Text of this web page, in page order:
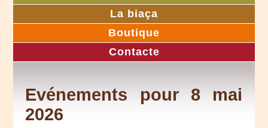
La biaça
Boutique
Contacte
Evénements pour 8 mai
2026